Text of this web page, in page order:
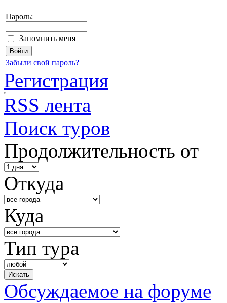
Пароль:
Запомнить меня
Забыли свой пароль?
Регистрация
RSS лента
Поиск туров
Продолжительность от
Откуда
Куда
Тип тура
Обсуждаемое на форуме